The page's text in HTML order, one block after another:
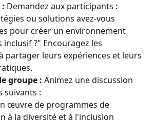
Demandez aux participants :
ou solutions avez-vous
pour créer un environnement
inclusif ?" Encouragez les
partager leurs expériences et leurs
groupe : Animez une discussion
suivants :
œuvre de programmes de
à la diversité et à l'inclusion